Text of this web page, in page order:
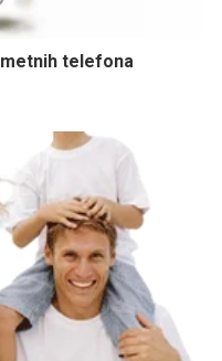
telefona